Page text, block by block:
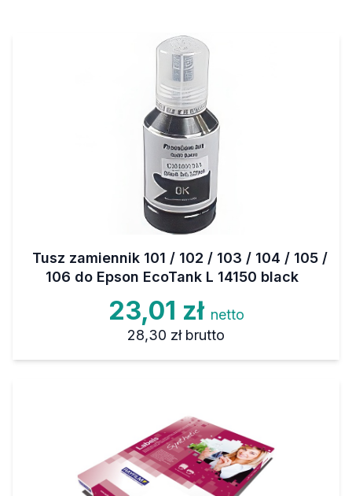
Tusz zamiennik 101 / 102 / 103 / 104 / 105 /
106 do Epson EcoTank L 14150 black
23,01 zł netto
28,30 zł brutto